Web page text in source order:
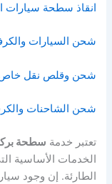
انقاذ سطحة سيارات
شحن السيارات
شحن وقلص نقل خاص
شحن الشاحنات
تعتبر خدمة سطحة
الخدمات الأساسية
الطارئة. إن وجود